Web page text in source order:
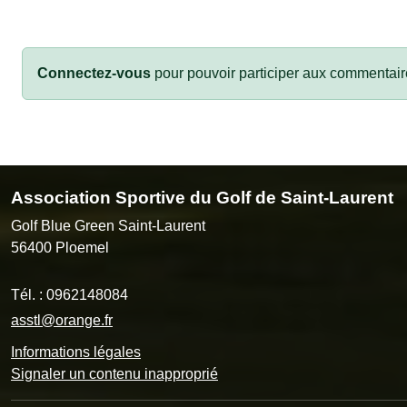
Connectez-vous pour pouvoir participer aux
Association Sportive du Golf de Saint-Laurent
Golf Blue Green Saint-Laurent
56400 Ploemel
Tél. : 0962148084
asstl@orange.fr
Informations légales
Signaler un contenu inapproprié